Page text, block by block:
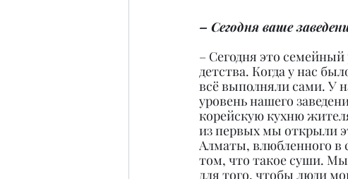
– Сегодня ваше
– Сегодня это
детства. Когда у нас
всё выполняли сами. У
уровень нашего
корейскую кухню
из первых мы открыли
Алматы, влюбленного в
том, что такое суши.
для того, чтобы люди